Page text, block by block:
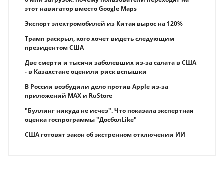
этот навигатор вместо Google Maps
Экспорт электромобилей из Китая вырос на 120%
Трамп раскрыл, кого хочет видеть следующим
президентом США
Две смерти и тысячи заболевших из-за салата в США
- в Казахстане оценили риск вспышки
В России возбудили дело против Apple из-за
приложений MAX и RuStore
"Буллинг никуда не исчез". Что показала экспертная
оценка госпрограммы "ДосболLike"
США готовят закон об экстренном отключении ИИ